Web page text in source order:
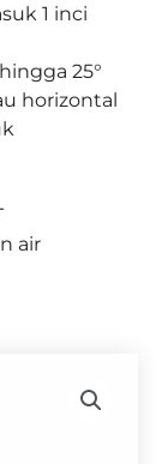
1 inci
25°
horizontal
air